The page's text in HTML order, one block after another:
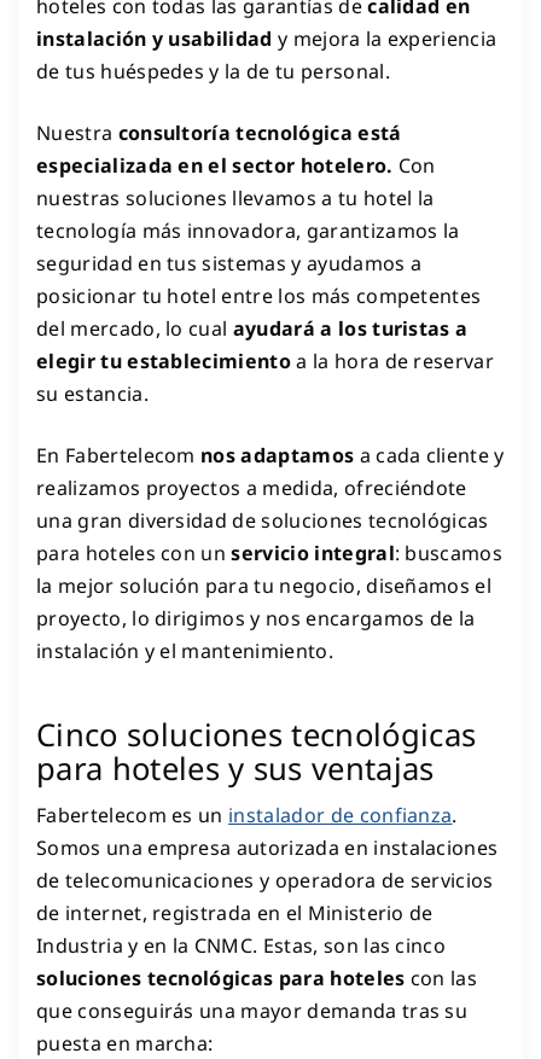
hoteles con todas las garantías decalidad en
instalación y usabilidad y mejora la experiencia
de tus huéspedes y la de tu personal.
Nuestra consultoría tecnológica está
especializada en el sector hotelero. Con
nuestras soluciones llevamos a tu hotel la
tecnología más innovadora, garantizamos la
seguridad en tus sistemas y ayudamos a
posicionar tu hotel entre los más competentes
del mercado, lo cual ayudará a los turistas a
elegir tu establecimientoa la hora de reservar
su estancia.
En Fabertelecom nos adaptamos a cada cliente y
realizamos proyectos a medida, ofreciéndote
una gran diversidad de soluciones tecnológicas
para hoteles con unservicio integral: buscamos
la mejor solución para tu negocio, diseñamos el
proyecto, lo dirigimos y nos encargamos de la
instalación y el mantenimiento.
Cinco soluciones tecnológicas
para hoteles y sus ventajas
Fabertelecom es un instalador de confianza.
Somos una empresa autorizada en instalaciones
de telecomunicaciones y operadora de servicios
de internet, registrada en el Ministerio de
Industria y en la CNMC. Estas, son las cinco
soluciones tecnológicas para hoteles con las
que conseguirás una mayor demanda tras su
puesta en marcha: